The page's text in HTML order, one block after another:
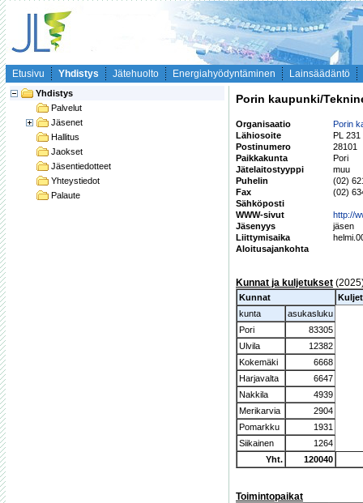
Etusivu Yhdistys Jätehuolto Energiahyödyntäminen Lainsäädäntö
Yhdistys
Palvelut
Jäsenet
Hallitus
Jaokset
Jäsentiedotteet
Yhteystiedot
Palaute
Porin kaupunki/
Organisaatio
Porin
Lähiosoite
PL
Postinumero
28101
Paikkakunta
Pori
Jätelaitostyyppi
muu
Puhelin
(02)
Fax
(02)
Sähköposti
WWW-sivut
http://
Jäsenyys
jäsen
Liittymisaika
Aloitusajankohta
Kunnat ja kuljetukset
Kunnat
kunta
asukasluku
Pori
83305
Ulvila
12382
Kokemäki
6668
Harjavalta
6647
Nakkila
4939
Merikarvia
2904
Pomarkku
1931
Siikainen
1264
Yht.
120040
Toimintopaikat